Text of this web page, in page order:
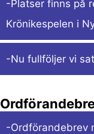
-Platser finns på
Krönikespelen i
-Nu fullföljer vi
-Ordförandebrev